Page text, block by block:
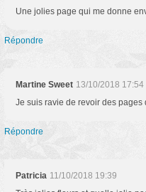
Une jolies page qui me donne
Répondre
Martine Sweet 13/10/2018 17:54
Je suis ravie de revoir des
Répondre
Patricia 11/10/2018 19:39